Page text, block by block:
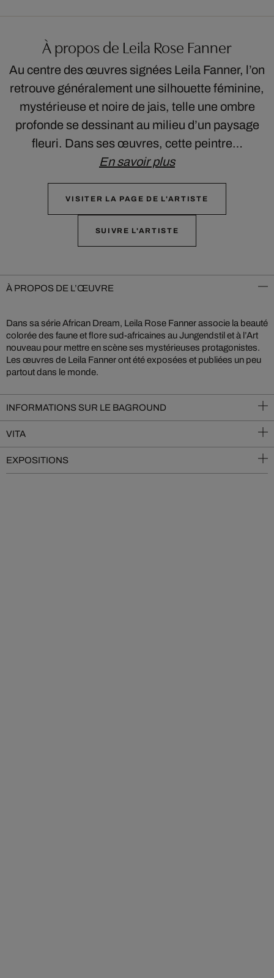
À propos de Leila Rose Fanner
Au centre des œuvres signées Leila Fanner, l’on
retrouve généralement une silhouette féminine,
mystérieuse et noire de jais, telle une ombre
profonde se dessinant au milieu d’un paysage
fleuri. Dans ses œuvres, cette peintre…
En savoir plus
VISITER LA PAGE DE L'ARTISTE
SUIVRE L'ARTISTE
À PROPOS DE L’ŒUVRE
Dans sa série African Dream, Leila Rose Fanner associe la beauté
colorée des faune et flore sud-africaines au Jungendstil et à l’Art
nouveau pour mettre en scène ses mystérieuses protagonistes.
Les œuvres de Leila Fanner ont été exposées et publiées un peu
partout dans le monde.
INFORMATIONS SUR LE BAGROUND
VITA
EXPOSITIONS